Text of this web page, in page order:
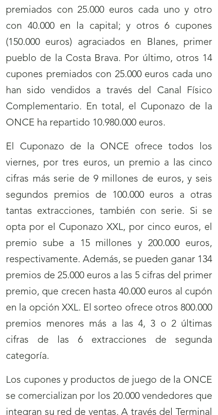
premiados con 25.000 euros cada uno y otro
con 40.000 en la capital; y otros 6 cupones
(150.000 euros) agraciados en Blanes, primer
pueblo de la Costa Brava. Por último, otros 14
cupones premiados con 25.000 euros cada uno
han sido vendidos a través del Canal Físico
Complementario. En total, el Cuponazo de la
ONCE ha repartido 10.980.000 euros.
El Cuponazo de la ONCE ofrece todos los
viernes, por tres euros, un premio a las cinco
cifras más serie de 9 millones de euros, y seis
segundos premios de 100.000 euros a otras
tantas extracciones, también con serie. Si se
opta por el Cuponazo XXL, por cinco euros, el
premio sube a 15 millones y 200.000 euros,
respectivamente. Además, se pueden ganar 134
premios de 25.000 euros a las 5 cifras del primer
premio, que crecen hasta 40.000 euros al cupón
en la opción XXL. El sorteo ofrece otros 800.000
premios menores más a las 4, 3 o 2 últimas
cifras de las 6 extracciones de segunda
categoría.
Los cupones y productos de juego de la ONCE
se comercializan por los 20.000 vendedores que
integran su red de ventas. A través del Terminal